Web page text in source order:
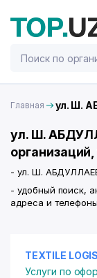
Главная ул. Ш.
ул. Ш.
- ул. Ш.
- удобный поиск,
адреса и телефоны
TEXTILE
Услуги по